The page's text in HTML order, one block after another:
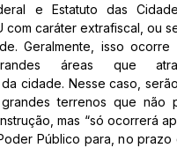
e Estatuto das
com caráter extrafiscal, ou
Geralmente, isso ocorre
áreas que
cidade. Nesse caso,
terrenos que não
mas “só ocorrerá
Público para, no prazo